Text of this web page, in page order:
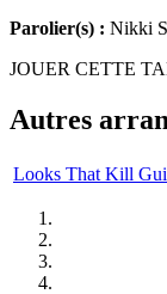
Parolier(s) : Nikki
JOUER CETTE
Autres
Looks That Kill